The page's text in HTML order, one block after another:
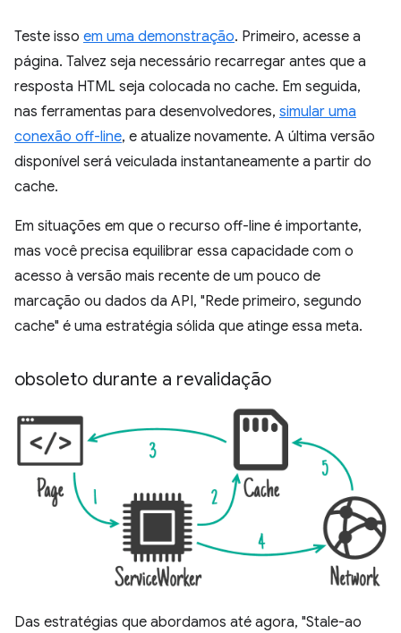
Teste isso em uma demonstração. Primeiro, acesse a
página. Talvez seja necessário recarregar antes que a
resposta HTML seja colocada no cache. Em seguida,
nas ferramentas para desenvolvedores, simular uma
conexão off-line, e atualize novamente. A última versão
disponível será veiculada instantaneamente a partir do
cache.
Em situações em que o recurso off-line é importante,
mas você precisa equilibrar essa capacidade com o
acesso à versão mais recente de um pouco de
marcação ou dados da API, "Rede primeiro, segundo
cache" é uma estratégia sólida que atinge essa meta.
obsoleto durante a revalidação
Das estratégias que abordamos até agora, "Stale-ao